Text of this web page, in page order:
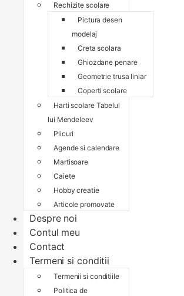
Rechizite scolare
Pictura desen
modelaj
Creta scolara
Ghiozdane penare
Geometrie trusa liniar
Coperti scolare
Harti scolare Tabelul
lui Mendeleev
Plicuri
Agende si calendare
Martisoare
Caiete
Hobby creatie
Articole promovate
Despre noi
Contul meu
Contact
Termeni si conditii
Termenii si conditiile
Politica de